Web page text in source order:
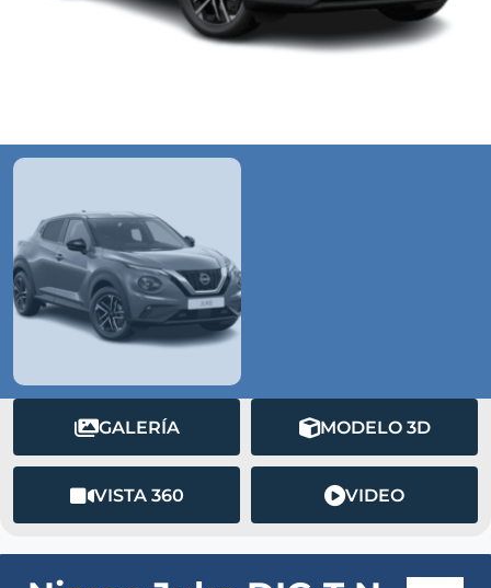
GALERÍA MODELO 3D
VISTA 360 VIDEO